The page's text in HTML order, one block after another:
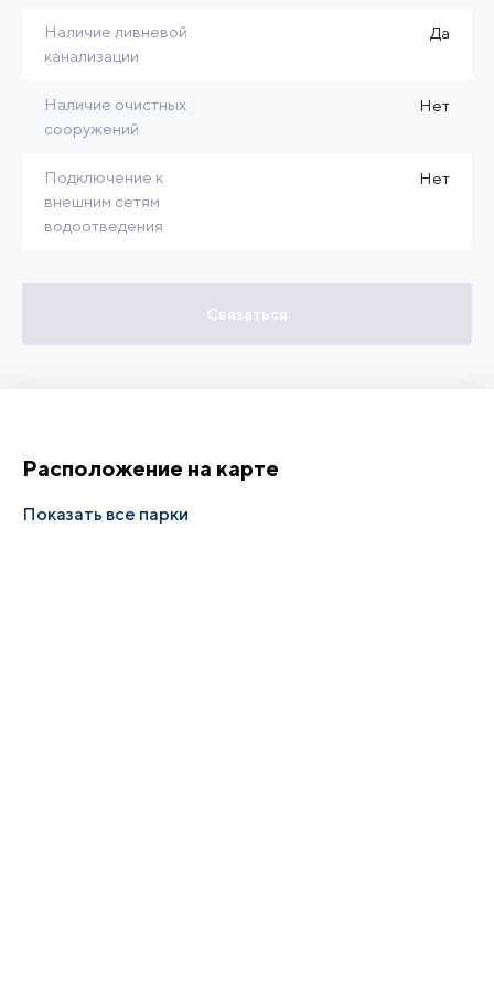
Наличие ливневой
канализации
Да
Наличие очистных
сооружений
Нет
Подключение к
внешним сетям
водоотведения
Нет
Связаться
Расположение на карте
Показать все парки